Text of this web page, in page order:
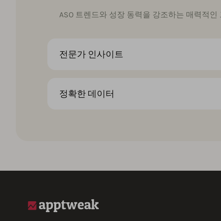
ASO 트렌드와 성장 동력을 강조하는 매력적
전문가 인사이트
정확한 데이터